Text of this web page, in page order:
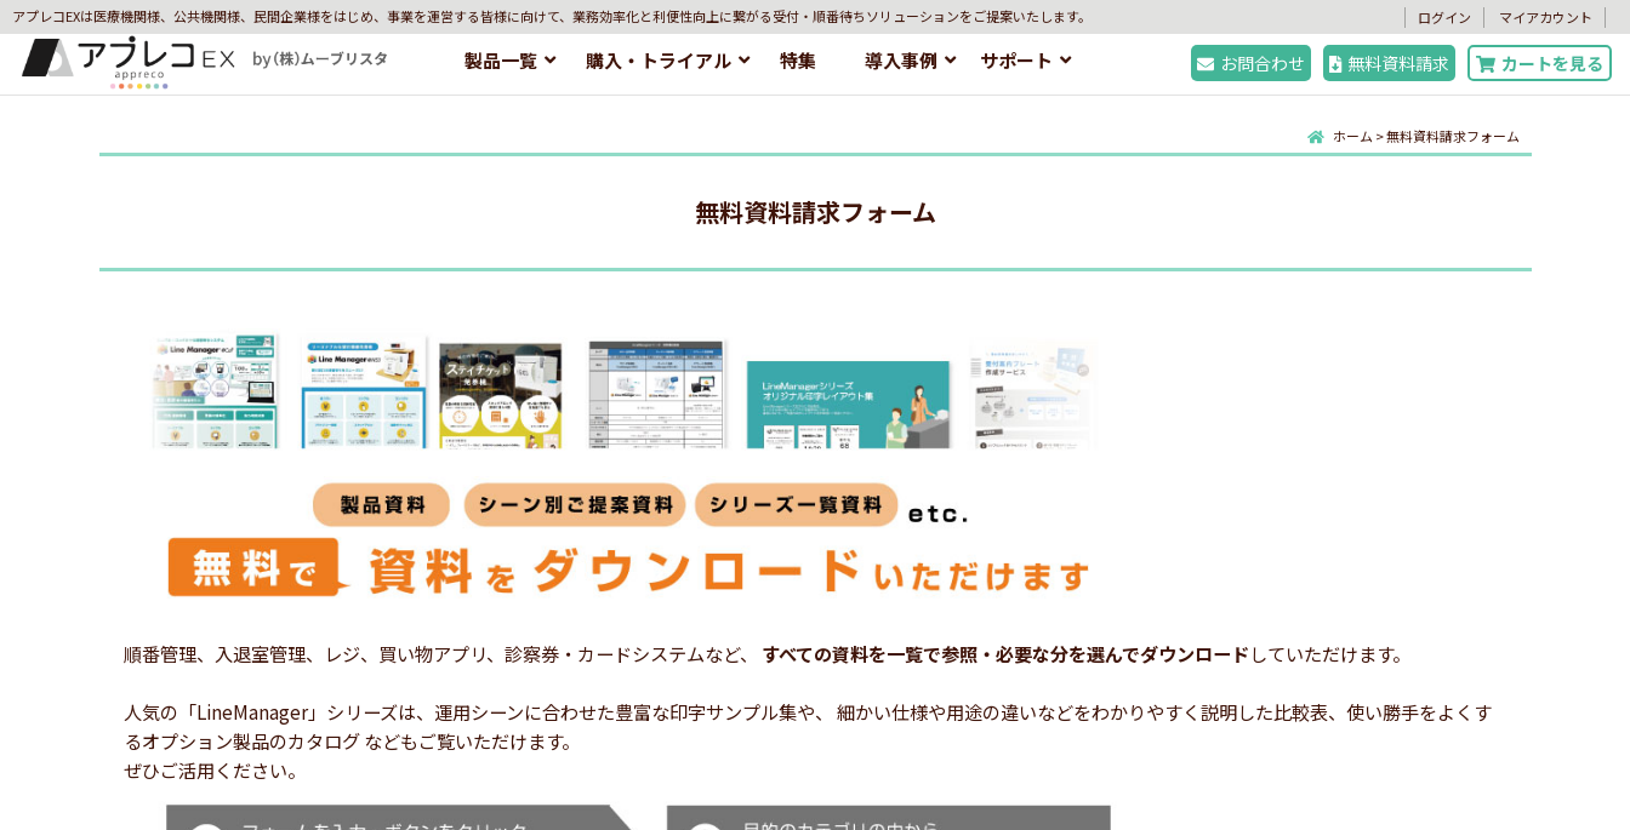
アプレコEXは医療機関様、公共機関様、民間企業様をはじめ、事業を運営する皆様に向けて、業務効率化と利便性向上に繋がる受付・順番待ちソリューションをご提案いたします。 ログイン マイアカウント
製品一覧 購入・トライアル 特集 導入事例 サポート お問合わせ 無料資料請求 カートを見る
ホーム >無料資料請求フォーム
無料資料請求フォーム
順番管理、入退室管理、レジ、買い物アプリ、診察券・カードシステムなど、 すべての資料を一覧で参照・必要な分を選んでダウンロードしていただけます。
人気の「LineManager」シリーズは、運用シーンに合わせた豊富な印字サンプル集や、 細かい仕様や用途の違いなどをわかりやすく説明した比較表、使い勝手をよくす
るオプション製品のカタログ などもご覧いただけます。
ぜひご活用ください。